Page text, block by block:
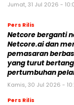
Jumat, 31 Jul 2026 -
Pers Rilis
Netcore berganti
Netcore.ai dan
pemasaran
yang turut
pertumbuhan
Kamis, 30 Jul 2026 -
Pers Rilis